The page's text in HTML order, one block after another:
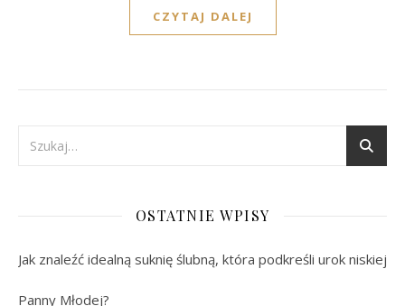
CZYTAJ DALEJ
OSTATNIE WPISY
Jak znaleźć idealną suknię ślubną, która podkreśli urok niskiej
Panny Młodej?